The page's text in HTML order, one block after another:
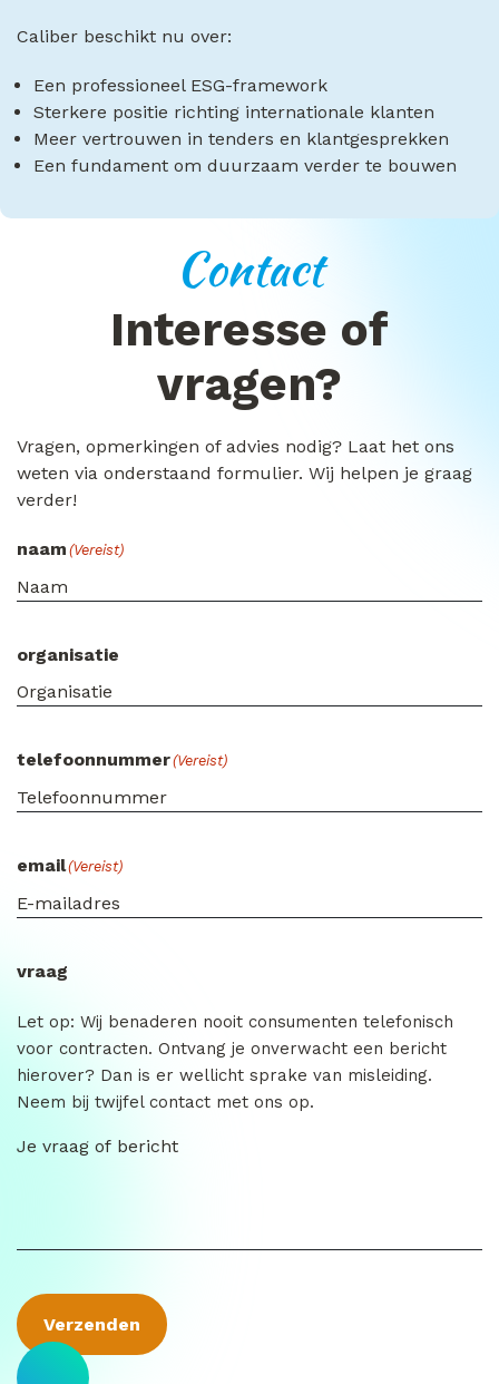
Caliber beschikt nu over:
Een professioneel ESG-framework
Sterkere positie richting internationale klanten
Meer vertrouwen in tenders en klantgesprekken
Een fundament om duurzaam verder te bouwen
Contact
Interesse of
vragen?
Vragen, opmerkingen of advies nodig? Laat het ons
weten via onderstaand formulier. Wij helpen je graag
verder!
naam (Vereist)
organisatie
telefoonnummer(Vereist)
email(Vereist)
vraag
Let op: Wij benaderen nooit consumenten telefonisch
voor contracten. Ontvang je onverwacht een bericht
hierover? Dan is er wellicht sprake van misleiding.
Neem bij twijfel contact met ons op.